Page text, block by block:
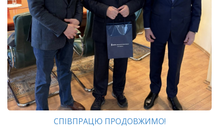
СПІВПРАЦЮ ПРОДОВЖИМО!